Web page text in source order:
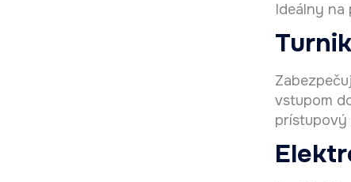
Ideálny na
vstupom
prístupový